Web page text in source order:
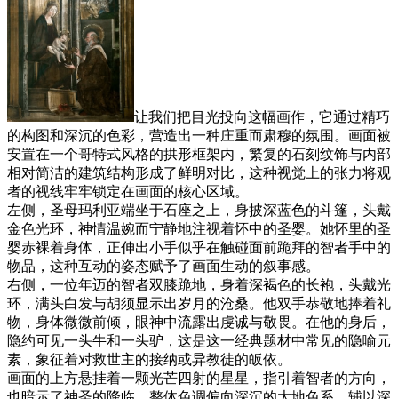
让我们把目光投向这幅画作，它通过精巧
的构图和深沉的色彩，营造出一种庄重而肃穆的氛围。画面被
安置在一个哥特式风格的拱形框架内，繁复的石刻纹饰与内部
相对简洁的建筑结构形成了鲜明对比，这种视觉上的张力将观
者的视线牢牢锁定在画面的核心区域。
左侧，圣母玛利亚端坐于石座之上，身披深蓝色的斗篷，头戴
金色光环，神情温婉而宁静地注视着怀中的圣婴。她怀里的圣
婴赤裸着身体，正伸出小手似乎在触碰面前跪拜的智者手中的
物品，这种互动的姿态赋予了画面生动的叙事感。
右侧，一位年迈的智者双膝跪地，身着深褐色的长袍，头戴光
环，满头白发与胡须显示出岁月的沧桑。他双手恭敬地捧着礼
物，身体微微前倾，眼神中流露出虔诚与敬畏。在他的身后，
隐约可见一头牛和一头驴，这是这一经典题材中常见的隐喻元
素，象征着对救世主的接纳或异教徒的皈依。
画面的上方悬挂着一颗光芒四射的星星，指引着智者的方向，